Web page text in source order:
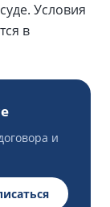
Условия
в
и